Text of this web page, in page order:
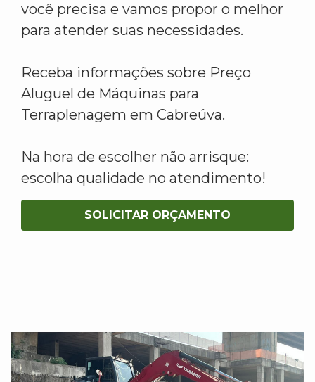
você precisa e vamos propor o melhor
para atender suas necessidades.
Receba informações sobre Preço
Aluguel de Máquinas para
Terraplenagem em Cabreúva.
Na hora de escolher não arrisque:
escolha qualidade no atendimento!
SOLICITAR ORÇAMENTO